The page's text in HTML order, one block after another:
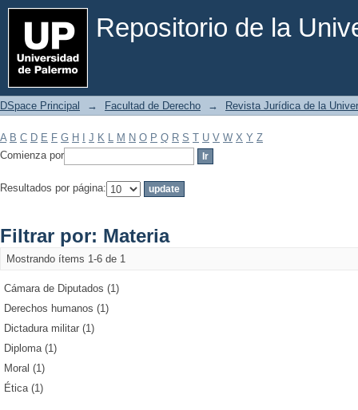
Repositorio de la
Filtrar por: Materia
DSpace Principal → Facultad de Derecho → Revista Jurídica de la
A B C D E F G H J K L M N O P Q R S T U V W X Y Z
Comienza por
Resultados por página:
Filtrar por: Materia
Mostrando ítems 1-6 de 1
Cámara de Diputados (1)
Derechos humanos (1)
Dictadura militar (1)
Diploma (1)
Moral (1)
Ética (1)